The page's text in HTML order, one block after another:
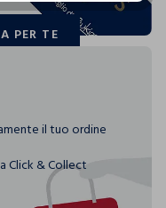
PER TE
PER TE
il tuo ordine
Click & Collect